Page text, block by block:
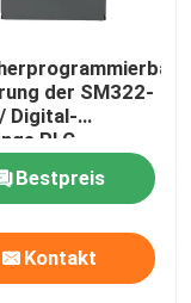
der SM322-
Digital-
PLC-
Bestpreis
Kontakt